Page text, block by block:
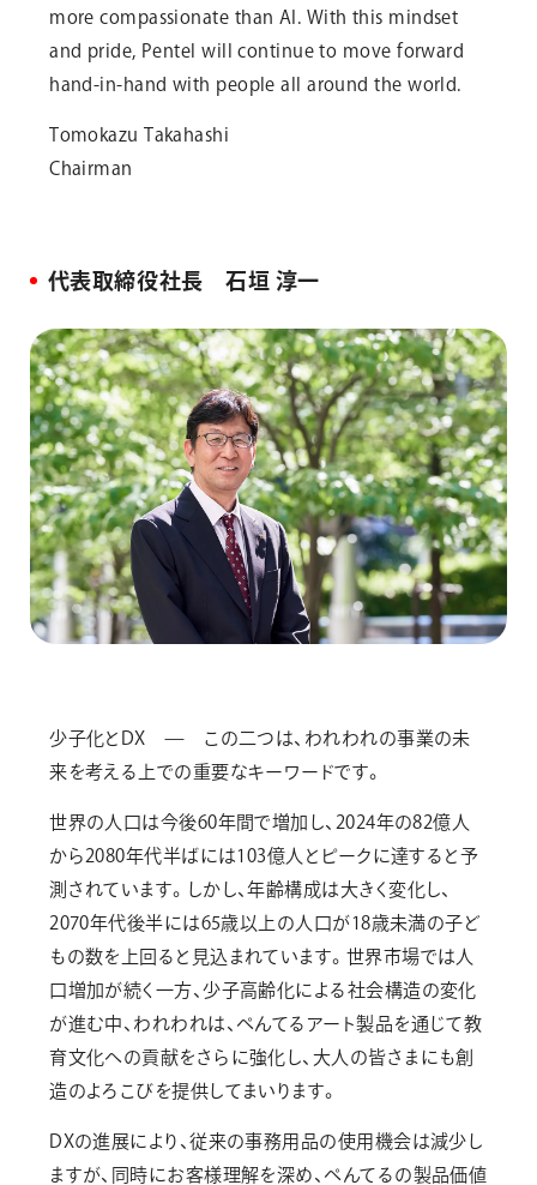
more compassionate than AI. With this mindset
and pride, Pentel will continue to move forward
hand-in-hand with people all around the world.
Tomokazu Takahashi
Chairman
代表取締役社長 石垣 淳一
少子化とDX — この二つは、われわれの事業の未
来を考える上での重要なキーワードです。
世界の人口は今後60年間で増加し、2024年の82億人
から2080年代半ばには103億人とピークに達すると予
測されています。しかし、年齢構成は大きく変化し、
2070年代後半には65歳以上の人口が18歳未満の子ど
もの数を上回ると見込まれています。世界市場では人
口増加が続く一方、少子高齢化による社会構造の変化
が進む中、われわれは、ぺんてるアート製品を通じて教
育文化への貢献をさらに強化し、大人の皆さまにも創
造のよろこびを提供してまいります。
DXの進展により、従来の事務用品の使用機会は減少し
ますが、同時にお客様理解を深め、ぺんてるの製品価値